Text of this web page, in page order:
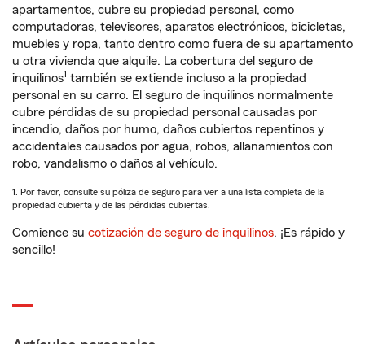
apartamentos, cubre su propiedad personal, como
computadoras, televisores, aparatos electrónicos, bicicletas,
muebles y ropa, tanto dentro como fuera de su apartamento
u otra vivienda que alquile. La cobertura del seguro de
inquilinos1 también se extiende incluso a la propiedad
personal en su carro. El seguro de inquilinos normalmente
cubre pérdidas de su propiedad personal causadas por
incendio, daños por humo, daños cubiertos repentinos y
accidentales causados por agua, robos, allanamientos con
robo, vandalismo o daños al vehículo.
1. Por favor, consulte su póliza de seguro para ver a una lista completa de la
propiedad cubierta y de las pérdidas cubiertas.
Comience su cotización de seguro de inquilinos. ¡Es rápido y
sencillo!